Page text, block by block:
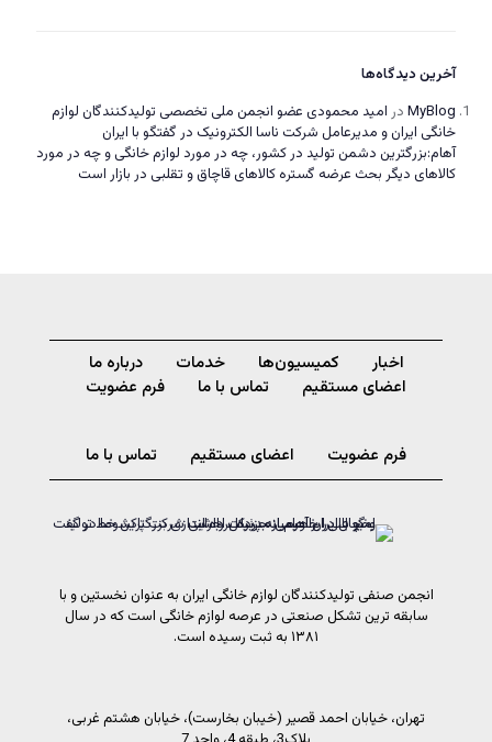
آخرین دیدگاه‌ها
MyBlog در امید محمودی عضو انجمن ملی تخصصی تولیدکنندگان لوازم
خانگی ایران و مدیرعامل شرکت ناسا الکترونیک در گفتگو با ایران
آهام:بزرگترین دشمن تولید در کشور، چه در مورد لوازم خانگی و چه در مورد
کالاهای دیگر بحث عرضه گستره کالاهای قاچاق و تقلبی در بازار است
اخبار کمیسیون‌ها خدمات
درباره ما
اعضای مستقیم
تماس با ما فرم عضویت
فرم عضویت اعضای مستقیم تماس با ما
انجمن صنفی تولیدکنندگان لوازم خانگی ایران به عنوان نخستین و با
سابقه ترین تشکل صنعتی در عرصه لوازم خانگی است که در سال
۱۳۸۱ به ثبت رسیده است.
تهران، خیابان احمد قصیر (خیبان بخارست)، خیابان هشتم غربی،